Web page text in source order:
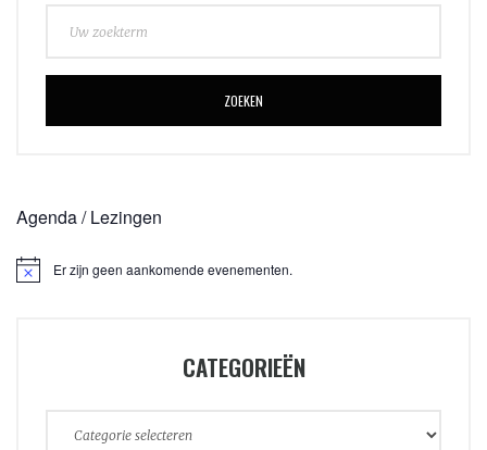
ZOEKEN
Agenda / Lezingen
Er zijn geen aankomende evenementen.
CATEGORIEËN
Categorieën